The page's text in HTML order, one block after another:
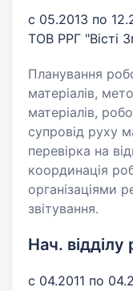
с 05.2013 по
ТОВ РРГ "Вісті
Планування
матеріалів,
матеріалів,
супровід руху
перевірка на
координація
організаціями
звітування.
Нач. відділу
с 04.2011 по